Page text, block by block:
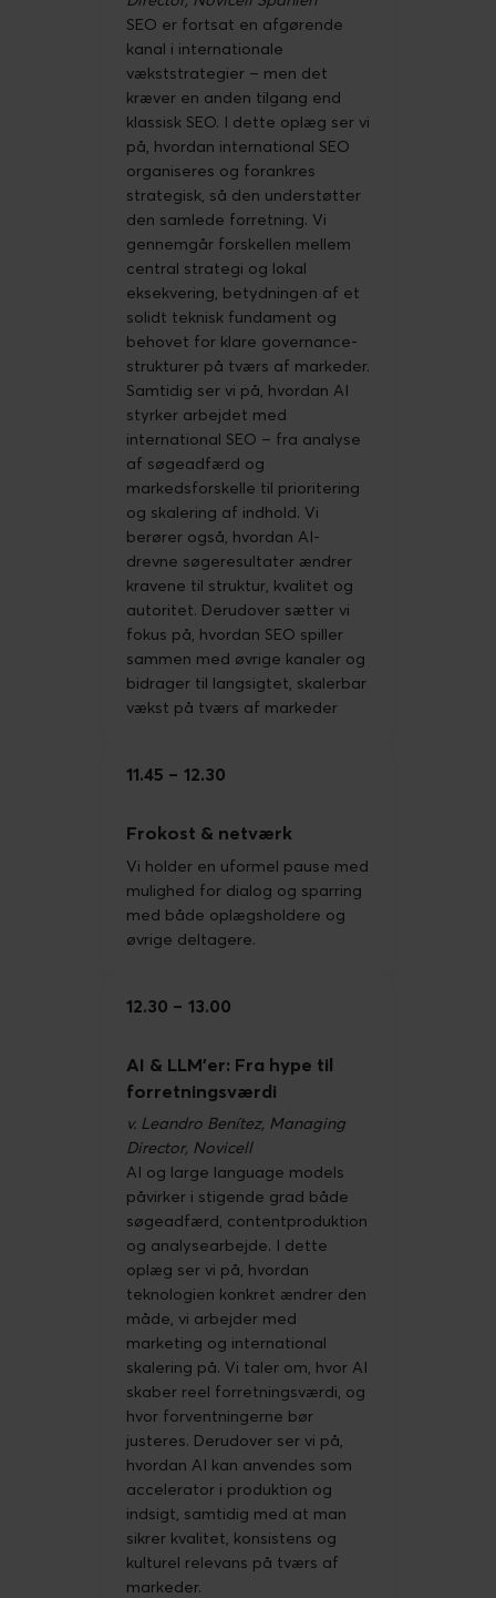
SEO er fortsat en afgørende
kanal i internationale
vækststrategier – men det
kræver en anden tilgang end
klassisk SEO. I dette oplæg ser vi
på, hvordan international SEO
organiseres og forankres
strategisk, så den understøtter
den samlede forretning. Vi
gennemgår forskellen mellem
central strategi og lokal
eksekvering, betydningen af et
solidt teknisk fundament og
behovet for klare governance-
strukturer på tværs af markeder.
Samtidig ser vi på, hvordan AI
styrker arbejdet med
international SEO – fra analyse
af søgeadfærd og
markedsforskelle til prioritering
og skalering af indhold. Vi
berører også, hvordan AI-
drevne søgeresultater ændrer
kravene til struktur, kvalitet og
autoritet. Derudover sætter vi
fokus på, hvordan SEO spiller
sammen med øvrige kanaler og
bidrager til langsigtet, skalerbar
vækst på tværs af markeder
11.45 12.30
Frokost & netværk
Vi holder en uformel pause med
mulighed for dialog og sparring
med både oplægsholdere og
øvrige deltagere.
12.30 13.00
AI & LLM’er: Fra hype til
forretningsværdi
v. Leandro Benítez, Managing
Director, Novicell
AI og large language models
påvirker i stigende grad både
søgeadfærd, contentproduktion
og analysearbejde. I dette
oplæg ser vi på, hvordan
teknologien konkret ændrer den
måde, vi arbejder med
marketing og international
skalering på. Vi taler om, hvor AI
skaber reel forretningsværdi, og
hvor forventningerne bør
justeres. Derudover ser vi på,
hvordan AI kan anvendes som
accelerator i produktion og
indsigt, samtidig med at man
sikrer kvalitet, konsistens og
kulturel relevans på tværs af
markeder.